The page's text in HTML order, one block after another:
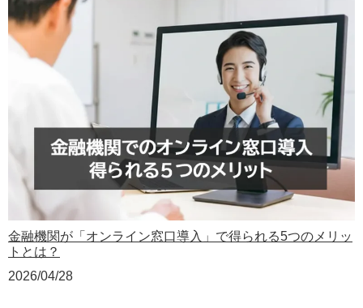
金融機関が「オンライン窓口導入」で得られる5つのメリッ
トとは？
2026/04/28